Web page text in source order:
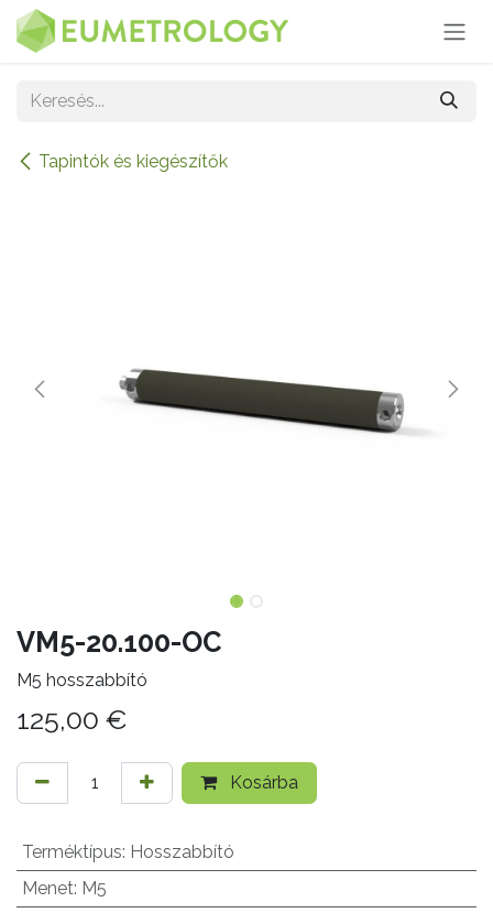
Kihagyás és továbblépés a tartalomhoz
Tapintók és kiegészítők
VM5-20.100-OC
M5 hosszabbító
125,00 €
Kosárba
Terméktípus: Hosszabbító
Menet: M5